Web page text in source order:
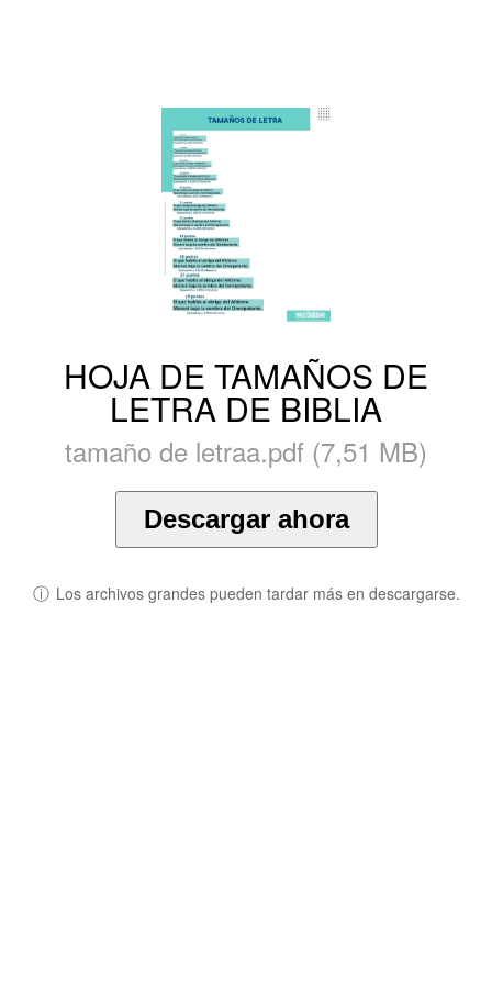
HOJA DE TAMAÑOS DE
LETRA DE BIBLIA
tamaño de letraa.pdf (7,51 MB)
Descargar ahora
ⓘ Los archivos grandes pueden tardar más en descargarse.